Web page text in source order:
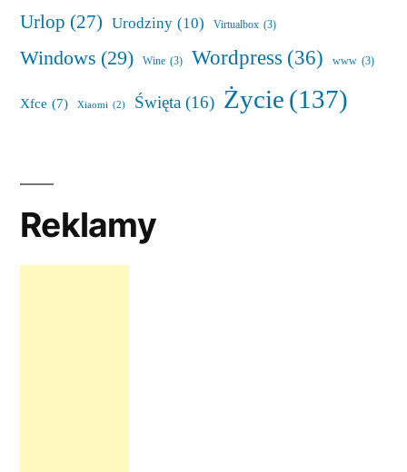
Urlop (27) Urodziny (10) Virtualbox (3)
Windows (29) Wine (3) Wordpress (36) www (3)
Xfce (7) Xiaomi (2) Święta (16) Życie(137)
Reklamy